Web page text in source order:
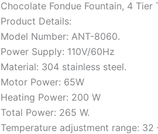
Chocolate Fondue Fountain, 4
Product Details:
Model Number: ANT-8060.
Power Supply: 110V/60Hz
Material: 304 stainless steel.
Motor Power: 65W
Heating Power: 200 W
Total Power: 265 W.
Temperature adjustment range: 32